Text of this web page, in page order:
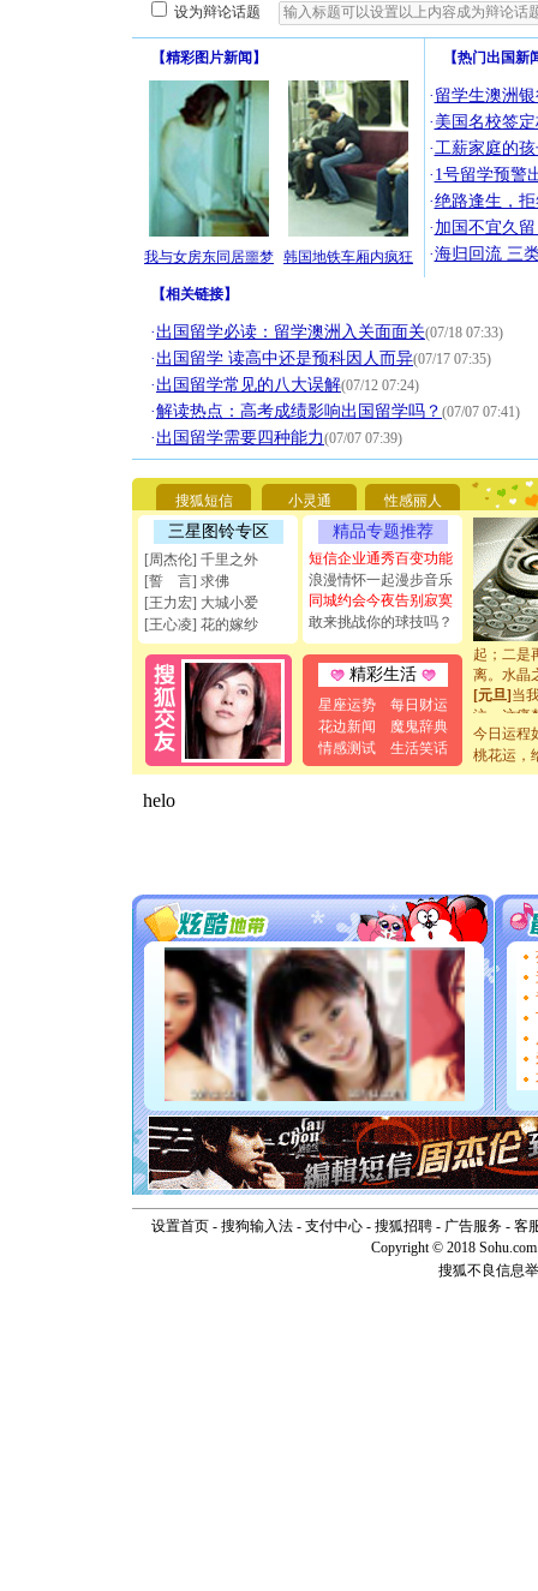
设为辩论话题
【精彩图片新闻 】
我与女房东同居噩梦 韩国地铁车厢内疯狂
【热门出国新
· 留学生澳洲
· 美国名校签
·工薪家庭的
· 1号留学预警
·绝路逢生，
· 加国不宜久
·海归回流 三
【相关链接】
·出国留学必读：留学澳洲入关面面关(07/18 07:33)
·出国留学 读高中还是预科因人而异(07/17 07:35)
·出国留学常见的八大误解(07/12 07:24)
·解读热点：高考成绩影响出国留学吗？ (07/07 07:41)
·出国留学需要四种能力(07/07 07:39)
搜狐短信 小灵通 性感丽人
三星图铃专区
[周杰伦] 千里之外
[誓 言] 求佛
[王力宏] 大城小爱
[王心凌] 花的嫁纱
精品专题推荐
短信企业通秀百变功能
浪漫情怀一起漫步音乐
同城约会今夜告别寂寞
敢来挑战你的球技吗？
精彩生活
星座运势
每日财运
花边新闻
魔鬼辞典
情感测试
生活笑话
你太多，
[圣诞节]
能正大光
天都要快
[圣诞节]
如意,快
[元旦]看
断电。爱
你是我专
[元旦]如
起；二是
离。水晶
[元旦]当
泣，这痛
卖了。水
[春节]风
颜！冬去
要平安！
[圣诞节]
能正大
天都要快
[圣诞节]
如意,快
[元旦]
断电。
你是我
[元旦] 如
起；二是
离。水晶
[元旦]当
泣，这痛
卖了。水
[春节]
风
颜！冬去
道一声平
[春节]传
今日运程
桃花运，
设置首页- 搜狗输入法- 支付中心- 搜狐招聘- 广告服务- 客
Copyright © 2018
搜狐不良信息